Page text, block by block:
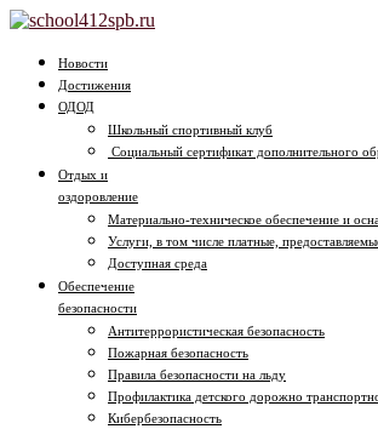
Новости
Достижения
ОДОД
Школьный спортивный клуб
Социальный сертификат дополнительного
Отдых и
оздоровление
Материально-техническое обеспечение и
Услуги, в том числе платные,
Доступная среда
Обеспечение
безопасности
Антитеррористическая безопасность
Пожарная безопасность
Правила безопасности на льду
Профилактика детского дорожно
Кибербезопасность